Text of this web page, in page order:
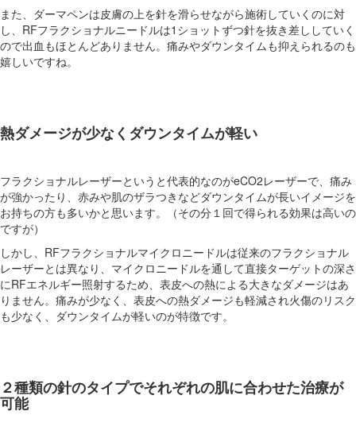
また、ダーマペンは皮膚の上を針を滑らせながら施術していくのに対
し、RFフラクショナルニードルは1ショットずつ針を抜き差ししていく
ので出血もほとんどありません。痛みやダウンタイムも抑えられるのも
嬉しいですね。
熱ダメージが少なくダウンタイムが軽い
フラクショナルレーザーというと代表的なのがeCO2レーザーで、痛み
が強かったり、赤みや肌のザラつきなどダウンタイムが長いイメージを
お持ちの方も多いかと思います。（その分１回で得られる効果は高いの
ですが）
しかし、RFフラクショナルマイクロニードルは従来のフラクショナル
レーザーとは異なり、マイクロニードルを通して直接ターゲットの深さ
にRFエネルギー照射するため、表皮への熱による大きなダメージはあ
りません。痛みが少なく、表皮への熱ダメージも軽減され火傷のリスク
も少なく、ダウンタイムが軽いのが特徴です。
２種類の針のタイプでそれぞれの肌に合わせた治療が
可能